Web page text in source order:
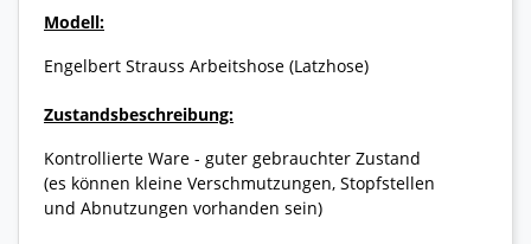
Modell:
Engelbert Strauss Arbeitshose (Latzhose)
Zustandsbeschreibung:
Kontrollierte Ware - guter gebrauchter Zustand
(es können kleine Verschmutzungen, Stopfstellen
und Abnutzungen vorhanden sein)